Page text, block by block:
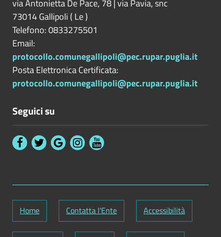
via Antonietta De Pace, 78 | via Pavia, snc
73014Gallipoli ( Le)
Telefono: 0833275501
Email:
protocollo.comunegallipoli@pec.rupar.puglia.it
Posta Elettronica Certificata:
protocollo.comunegallipoli@pec.rupar.puglia.it
Seguici su
Home Contatta l'Ente Accessibilità